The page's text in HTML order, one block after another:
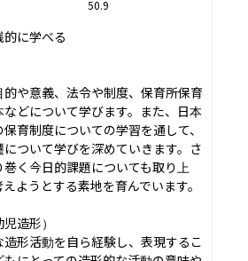
50.9
に学べる
や意義、法令や制度、保育所保育
どについて学びます。また、日本
育制度についての学習を通して、
ついて学びを深めていきます。さ
く今日的課題についても取り上
ようとする素地を育んでいます。
造形）
形活動を自ら経験し、表現するこ